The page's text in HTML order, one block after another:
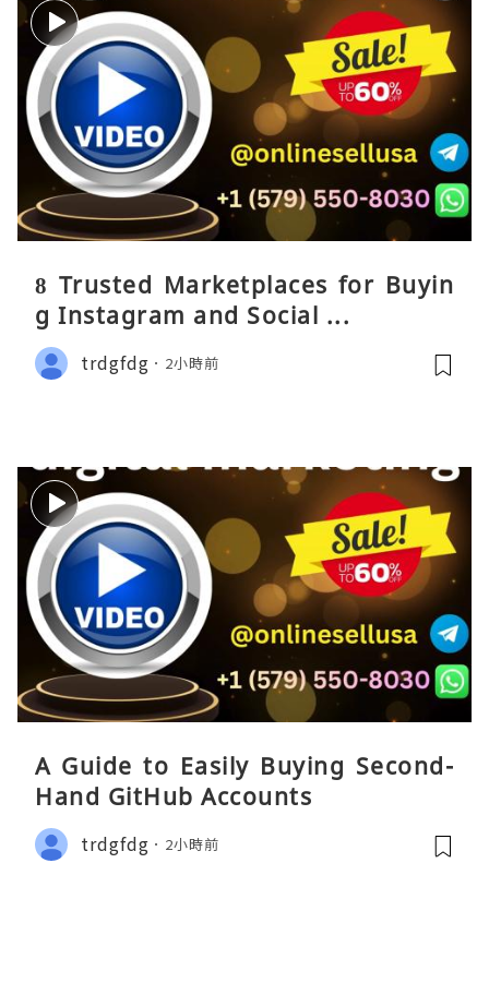
8 Trusted Marketplaces for Buyin
g Instagram and Social ...
trdgfdg 2小時前
A Guide to Easily Buying Second-
Hand GitHub Accounts
trdgfdg 2小時前